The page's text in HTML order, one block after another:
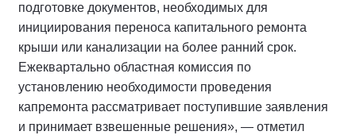
подготовке документов, необходимых для
инициирования переноса капитального ремонта
крыши или канализации на более ранний срок.
Ежеквартально областная комиссия по
установлению необходимости проведения
капремонта рассматривает поступившие заявления
и принимает взвешенные решения», — отметил